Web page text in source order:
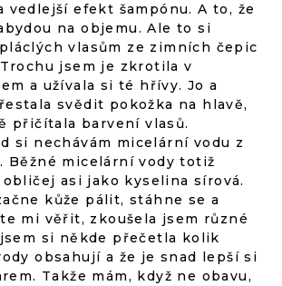
vedlejší efekt šampónu. A to, že
na objemu. Ale to si
vlasům ze zimních čepic
jsem je zkrotila v
a užívala si té hřívy. Jo a
svědit pokožka na hlavě,
přičítala barvení vlasů.
si nechávám micelární vodu z
Běžné micelární vody totiž
asi jako kyselina sírová.
kůže pálit, stáhne se a
mi věřit, zkoušela jsem různé
si někde přečetla kolik
obsahují a že je snad lepší si
Takže mám, když ne obavu,